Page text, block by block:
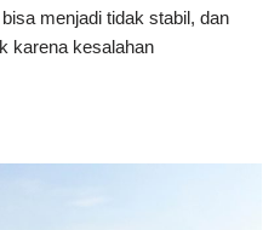
menjadi tidak stabil, dan
karena kesalahan